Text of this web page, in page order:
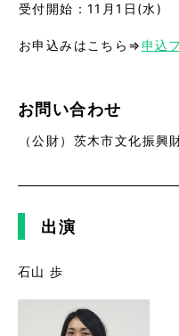
受付開始：11月1日(水)
お申込みはこちら⇒申込
お問い合わせ
（公財）茨木市文化振
出演
石山 歩